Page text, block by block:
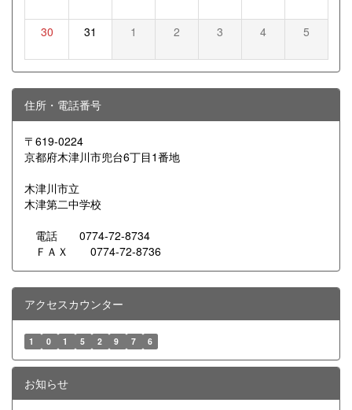
30 31 1 2 3 4 5
住所・電話番号
〒619-0224
京都府木津川市兜台6丁目1番地
木津川市立
木津第二中学校
電話 0774-72-8734
ＦＡＸ 0774-72-8736
アクセスカウンター
1 0 1 5 2 9 7 6
お知らせ